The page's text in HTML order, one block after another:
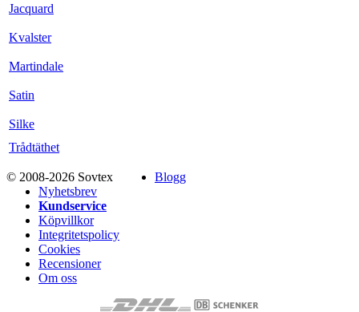
Jacquard
Kvalster
Martindale
Satin
Silke
Trådtäthet
© 2008-2026 Sovtex
Blogg
Nyhetsbrev
Kundservice
Köpvillkor
Integritetspolicy
Cookies
Recensioner
Om oss